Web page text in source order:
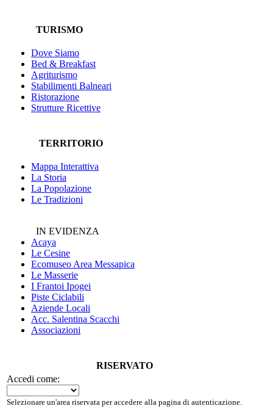
TURISMO
Dove Siamo
Bed & Breakfast
Agriturismo
Stabilimenti Balneari
Ristorazione
Strutture Ricettive
TERRITORIO
Mappa Interattiva
La Storia
La Popolazione
Le Tradizioni
IN EVIDENZA
Acaya
Le Cesine
Ecomuseo Area Messapica
Le Masserie
I Frantoi Ipogei
Piste Ciclabili
Aziende Locali
Acc. Salentina Scacchi
Associazioni
RISERVATO
Accedi come:
Selezionare un'area riservata per accedere alla pagina di autenticazione.